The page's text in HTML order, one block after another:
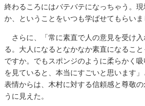
終わるころにはバテバテになっちゃう。
か、ということをいつも学ばせてもらいま
さらに、「常に素直で人の意見を受け
る。大人になるとなかなか素直になるこ
ですか。でもスポンジのように柔らかく
を見ていると、本当にすごいと思います
表情からは、木村に対する信頼感と尊敬
うに見えた。